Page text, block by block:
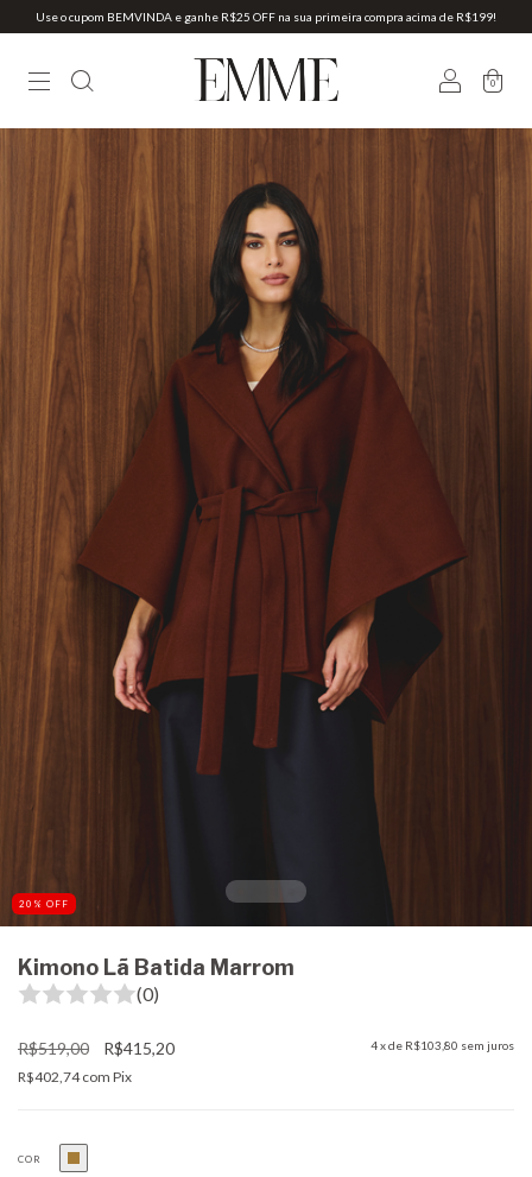
Use o cupom BEMVINDA e ganhe R$25 OFF na sua primeira compra acima de R$199!
0
20 % OFF
Kimono Lã Batida Marrom
(0)
R$519,00 R$415,20 4x de R$103,80 sem juros
R$402,74com Pix
COR